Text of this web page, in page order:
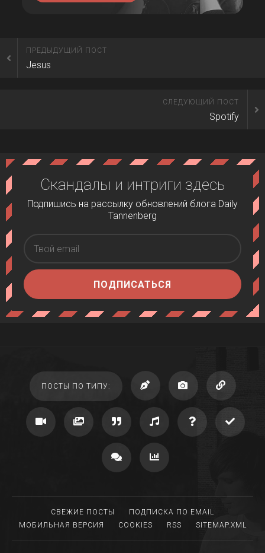
ПРЕДЫДУЩИЙ ПОСТ
Jesus
СЛЕДУЮЩИЙ ПОСТ
Spotify
Скандалы и интриги здесь
Подпишись на рассылку обновлений блога Daily
Tannenberg
ПОДПИСАТЬСЯ
ПОСТЫ ПО ТИПУ:
СВЕЖИЕ ПОСТЫ
ПОДПИСКА ПО EMAIL
МОБИЛЬНАЯ ВЕРСИЯ
COOKIES RSS SITEMAP.XML